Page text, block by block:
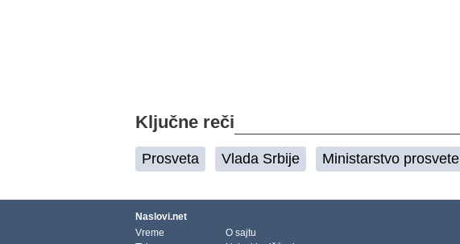
Ključne reči
Prosveta Vlada Srbije Ministarstvo prosvete
Naslovi.net
Vreme
O sajtu